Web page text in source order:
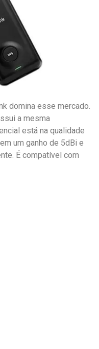
domina esse mercado.
a mesma
está na qualidade
um ganho de 5dBi e
É compatível com